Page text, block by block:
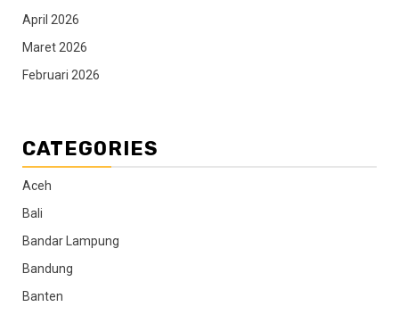
April 2026
Maret 2026
Februari 2026
CATEGORIES
Aceh
Bali
Bandar Lampung
Bandung
Banten